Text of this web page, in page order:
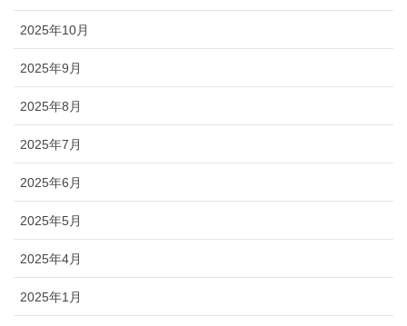
2025年10月
2025年9月
2025年8月
2025年7月
2025年6月
2025年5月
2025年4月
2025年1月